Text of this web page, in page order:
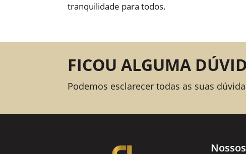
tranquilidade para todos.
FICOU ALGUMA
Podemos esclarecer todas as suas